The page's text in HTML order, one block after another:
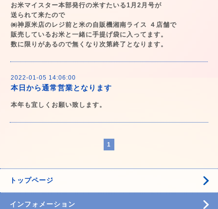
お米マイスター本部発行の米すたいる1月2月号が
送られて来たので
㈱神原米店のレジ前と米の自販機湘南ライス ４店舗で
販売しているお米と一緒に手提げ袋に入ってます。
数に限りがあるので無くなり次第終了となります。
2022-01-05 14:06:00
本日から通常営業となります
本年も宜しくお願い致します。
1
トップページ
インフォメーション